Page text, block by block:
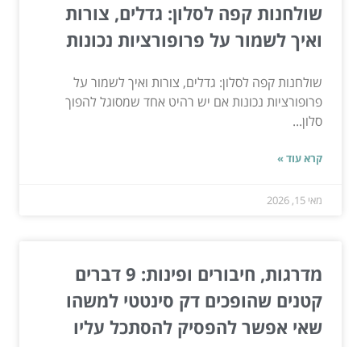
שולחנות קפה לסלון: גדלים, צורות
ואיך לשמור על פרופורציות נכונות
שולחנות קפה לסלון: גדלים, צורות ואיך לשמור על
פרופורציות נכונות אם יש רהיט אחד שמסוגל להפוך
סלון...
קרא עוד »
מאי 15, 2026
מדרגות, חיבורים ופינות: 9 דברים
קטנים שהופכים דק סינטטי למשהו
שאי אפשר להפסיק להסתכל עליו